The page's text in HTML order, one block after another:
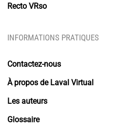
Recto VRso
INFORMATIONS PRATIQUES
Contactez-nous
À propos de Laval Virtual
Les auteurs
Glossaire